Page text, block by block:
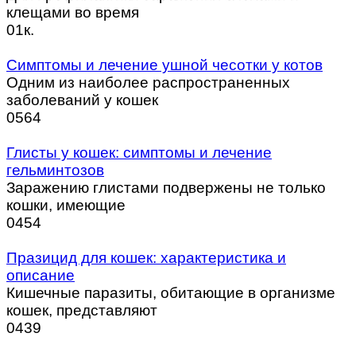
клещами во время
01к.
Симптомы и лечение ушной чесотки у котов
Одним из наиболее распространенных
заболеваний у кошек
0564
Глисты у кошек: симптомы и лечение
гельминтозов
Заражению глистами подвержены не только
кошки, имеющие
0454
Празицид для кошек: характеристика и
описание
Кишечные паразиты, обитающие в организме
кошек, представляют
0439